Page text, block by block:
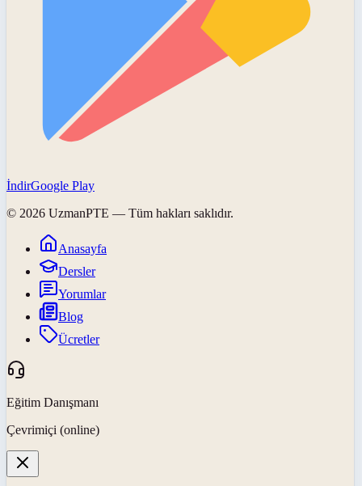
İndirGoogle Play
© 2026 UzmanPTE — Tüm hakları saklıdır.
Anasayfa
Dersler
Yorumlar
Blog
Ücretler
Eğitim Danışmanı
Çevrimiçi (online)